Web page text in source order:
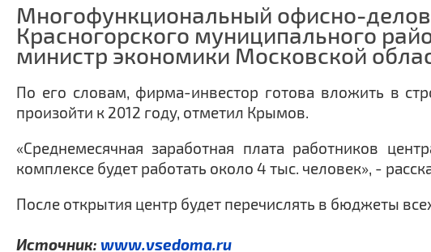
Многофункциональный офисно-
Красногорского муниципального
министр экономики Московской
По его словам, фирма-инвестор готова вложить в
произойти к 2012 году, отметил Крымов.
«Среднемесячная заработная плата работников
комплексе будет работать около 4 тыс. человек», -
После открытия центр будет перечислять в бюджеты
Источник: www.vsedoma.ru